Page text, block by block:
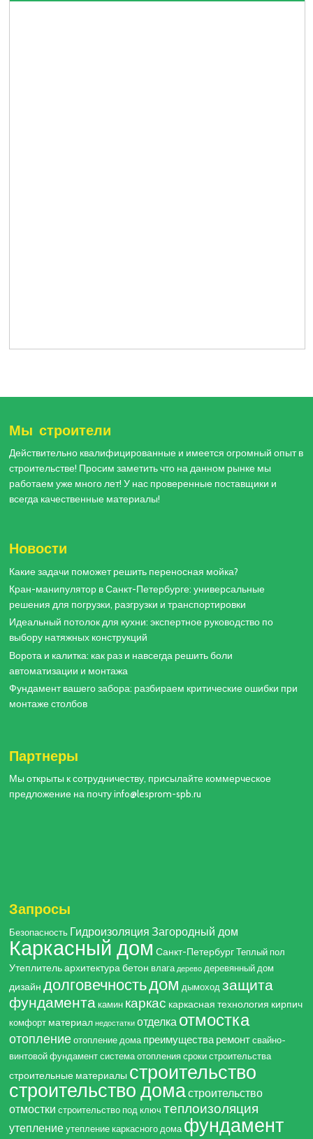
Мы строители
Действительно квалифицированные и имеется огромный опыт в
строительстве! Просим заметить что на данном рынке мы
работаем уже много лет! У нас проверенные поставщики и
всегда качественные материалы!
Новости
Какие задачи поможет решить переносная мойка?
Кран-манипулятор в Санкт-Петербурге: универсальные
решения для погрузки, разгрузки и транспортировки
Идеальный потолок для кухни: экспертное руководство по
выбору натяжных конструкций
Ворота и калитка: как раз и навсегда решить боли
автоматизации и монтажа
Фундамент вашего забора: разбираем критические ошибки при
монтаже столбов
Партнеры
Мы открыты к сотрудничеству, присылайте коммерческое
предложение на почту info@lesprom-spb.ru
Запросы
Безопасность Гидроизоляция Загородный дом
Каркасный дом Санкт-Петербург Теплый пол
Утеплительархитектурабетон влага дерево деревянный дом
дизайн долговечностьдом дымоход защита
фундамента камин каркас каркасная технология кирпич
комфорт материал недостатки отделка отмостка
отопление отопление дома преимуществаремонт свайно-
винтовой фундамент система отопления сроки строительства
строительные материалы строительство
строительство домастроительство
отмостки строительство под ключ теплоизоляция
утепление утепление каркасного дома фундамент